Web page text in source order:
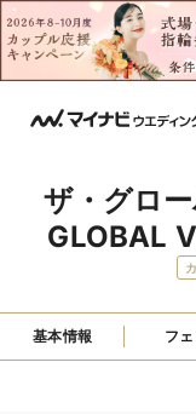
ザ・グロ
GLOBAL
基本情報 フ